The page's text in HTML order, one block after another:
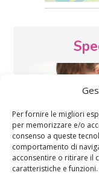
Per fornire le migliori
per memorizzare e/o
consenso a queste
comportamento di
acconsentire o ritirare il
caratteristiche e funzioni.
Vaccini